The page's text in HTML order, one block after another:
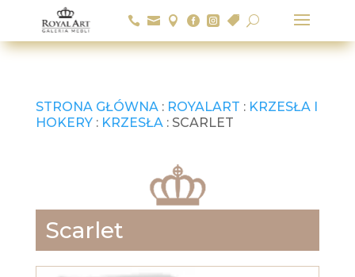
      U
STRONA GŁÓWNA: ROYALART : KRZESŁA I
HOKERY: KRZESŁA: SCARLET
Scarlet